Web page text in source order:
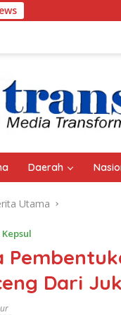
Meriahkan HUT
Daerah
Utama
Kepsul
Dari